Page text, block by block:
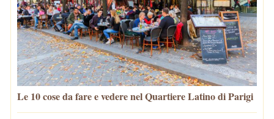
Le 10 cose da fare e vedere nel Quartiere Latino di Parigi